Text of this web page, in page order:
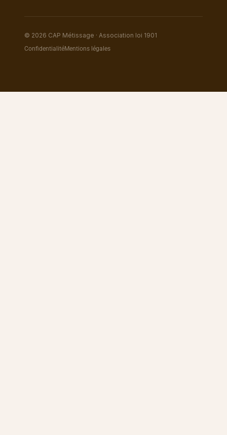
© 2026 CAP Métissage · Association loi 1901
ConfidentialitéMentions légales